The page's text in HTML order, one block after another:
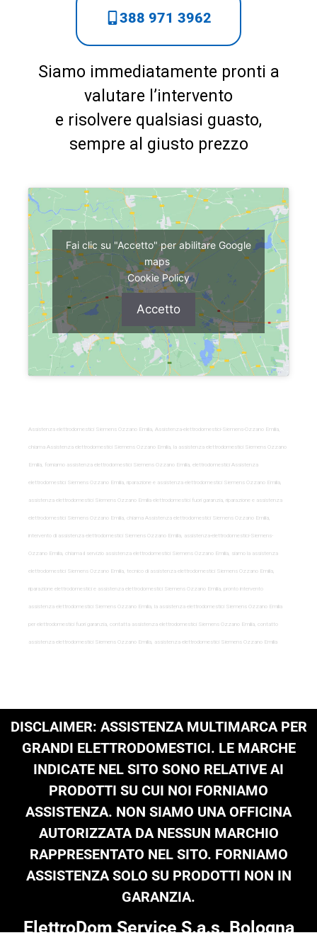
388 971 3962
Siamo immediatamente pronti a
valutare l’intervento
e risolvere qualsiasi guasto,
sempre al giusto prezzo
Fai clic su "Accetto" per abilitare Google
maps
Cookie Policy
Accetto
Assistenza elettrodomestici Siemens Ozzano Emilia, Assistenza-elettrodomestici-Siemens-Ozzano Emilia,
chiama Assistenza elettrodomestici Siemens Ozzano Emilia, la assistenza elettrodomestici Siemens Ozzano
Emilia, forniamo assistenza elettrodomestici Siemens Ozzano Emilia, elettrodomestici Assistenza
elettrodomestici Siemens Ozzano Emilia, riparazione e assistenza elettrodomestici Siemens Ozzano Emilia,
assistenza elettrodomestici Siemens Ozzano Emilia elettrodomestici fuori garanzia, riparazione e assistenza
elettrodomestici Siemens Ozzano Emilia, chiama Assistenza elettrodomestici Siemens Ozzano Emilia,
intervento di assistenza elettrodomestici Siemens Ozzano Emilia, assistenza-elettrodomestici-Siemens-
Ozzano Emilia, chiama il servizio assistenza elettrodomestici Siemens Ozzano Emilia, siamo la assistenza
elettrodomestici Siemens Ozzano Emilia, tecnico di assistenza elettrodomestici Siemens Ozzano Emilia,
riparazione elettrodomestici e assistenza elettrodomestici Siemens Ozzano Emilia, pronto intervento
assistenza elettrodomestici Siemens Ozzano Emilia, la assistenza elettrodomestici Siemens Ozzano Emilia
per elettrodomestici fuori garanzia, contatta assistenza elettrodomestici Siemens Ozzano Emilia, contatto
assistenza elettrodomestici Siemens Ozzano Emilia, assistenza elettrodomestici Siemens Ozzano Emilia
DISCLAIMER: ASSISTENZA MULTIMARCA PER
GRANDI ELETTRODOMESTICI. LE MARCHE
INDICATE NEL SITO SONO RELATIVE AI
PRODOTTI SU CUI NOI FORNIAMO
ASSISTENZA. NON SIAMO UNA OFFICINA
AUTORIZZATA DA NESSUN MARCHIO
RAPPRESENTATO NEL SITO. FORNIAMO
ASSISTENZA SOLO SU PRODOTTI NON IN
GARANZIA.
ElettroDom Service S.a.s. Bologna